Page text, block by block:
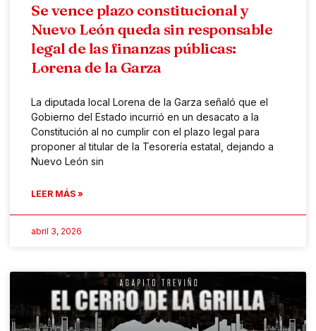
Se vence plazo constitucional y
Nuevo León queda sin responsable
legal de las finanzas públicas:
Lorena de la Garza
La diputada local Lorena de la Garza señaló que el
Gobierno del Estado incurrió en un desacato a la
Constitución al no cumplir con el plazo legal para
proponer al titular de la Tesorería estatal, dejando a
Nuevo León sin
LEER MÁS »
abril 3, 2026